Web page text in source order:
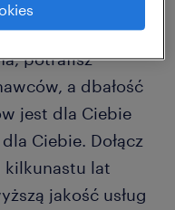
stanem
potrafisz
a dbałość
jest dla Ciebie
Ciebie. Dołącz
kilkunastu lat
jakość usług